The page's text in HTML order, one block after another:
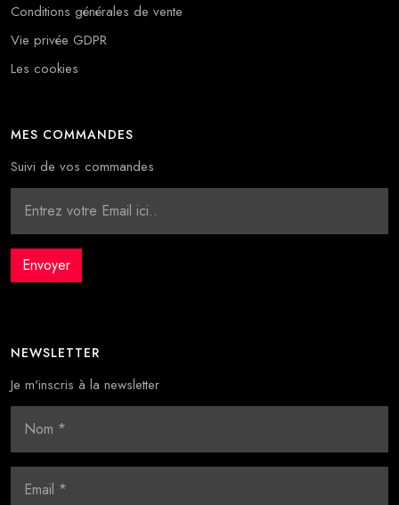
Conditions générales de vente
Vie privée GDPR
Les cookies
MES COMMANDES
Suivi de vos commandes
NEWSLETTER
Je m'inscris à la newsletter